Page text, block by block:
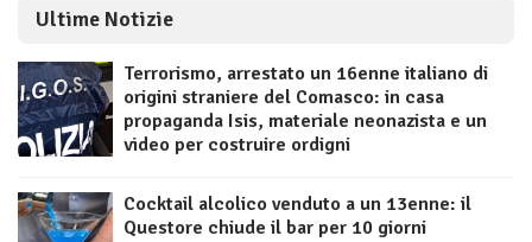
Ultime Notizie
Terrorismo, arrestato un 16enne italiano di
origini straniere del Comasco: in casa
propaganda Isis, materiale neonazista e un
video per costruire ordigni
Cocktail alcolico venduto a un 13enne: il
Questore chiude il bar per 10 giorni